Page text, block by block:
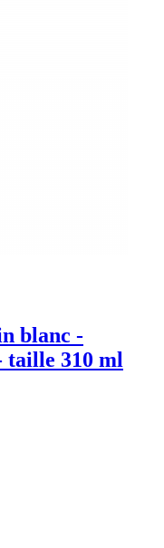
blanc -
taille 310 ml